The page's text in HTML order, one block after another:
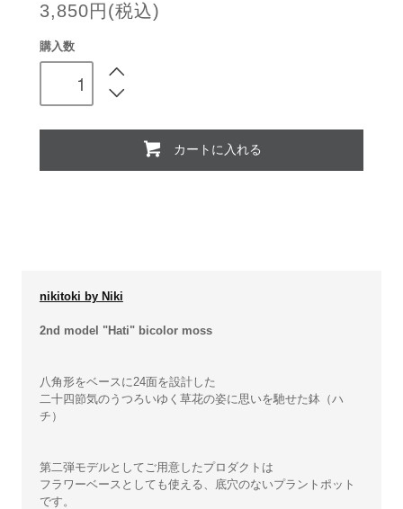
3,850円(税込)
購入数
カートに入れる
nikitoki by Niki
2nd model "Hati" bicolor moss
八角形をベースに24面を設計した
二十四節気のうつろいゆく草花の姿に思いを馳せた鉢（ハ
チ）
第二弾モデルとしてご用意したプロダクトは
フラワーベースとしても使える、底穴のないプラントポット
です。